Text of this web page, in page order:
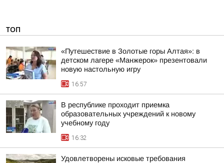
ТОП
«Путешествие в Золотые горы Алтая»: в
детском лагере «Манжерок» презентовали
новую настольную игру
16:57
В республике проходит приемка
образовательных учреждений к новому
учебному году
16:32
Удовлетворены исковые требования